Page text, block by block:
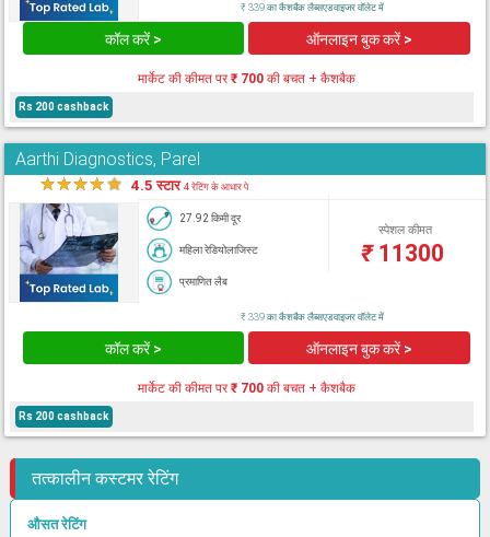
₹ 339 का कैशबैक लैब्सएडवाइजर वॉलेट में
कॉल करें > ऑनलाइन बुक करें >
मार्केट की कीमत पर₹ 700की बचत + कैशबैक
Rs 200 cashback
Aarthi Diagnostics, Parel
★★★★★ 4.5 स्टार4 रेटिंग के आधार पे
27.92 किमी दूर
महिला रेडियोलाजिस्ट
प्रमाणित लैब
स्पेशल कीमत
₹11300
₹ 339 का कैशबैक लैब्सएडवाइजर वॉलेट में
कॉल करें > ऑनलाइन बुक करें >
मार्केट की कीमत पर₹ 700की बचत + कैशबैक
Rs 200 cashback
तत्कालीन कस्टमर रेटिंग
औसत रेटिंग